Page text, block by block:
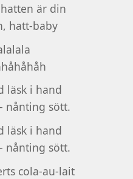
är din
hatt-baby
läsk i hand
nånting sött.
läsk i hand
nånting sött.
cola-au-lait